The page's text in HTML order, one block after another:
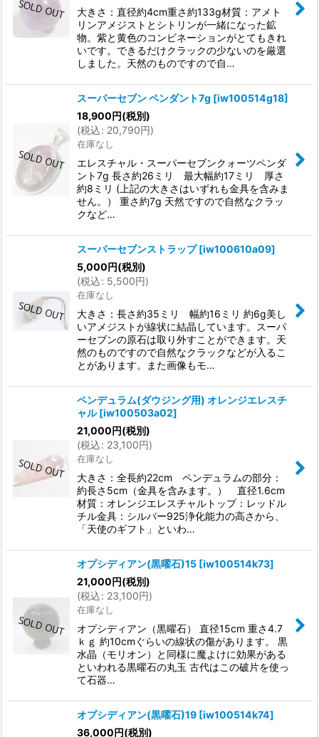
大きさ：直径約4cm重さ約133g材質：アメト
リンアメジストとシトリンが一緒になった鉱
物。紫と黄色のコンビネーションがとてもきれ
いです。できるだけクラックの少ないのを厳選
しました。天然のものですので自…
スーパーセブン ペンダント7g [iw100514g18]
18,900円(税別)
(税込: 20,790円)
在庫なし
エレスチャル・スーパーセブンクォーツペンダ
ント7g 長さ約26ミリ 最大幅約17ミリ 厚さ
約8ミリ (上記の大きさはいずれも金具を含みま
せん。） 重さ約7g 天然ですので自然なクラッ
クなど…
スーパーセブンストラップ [iw100610a09]
5,000円(税別)
(税込: 5,500円)
在庫なし
大きさ：長さ約35ミリ 幅約16ミリ 約6g美し
いアメジストが線状に結晶しています。スーパ
ーセブンの原石は取り外すことができます。天
然のものですので自然なクラックなどが入るこ
とがあります。また画像もモ…
ペンデュラム(ダウジング用) オレンジエレスチ
ャル [iw100503a02]
21,000円(税別)
(税込: 23,100円)
在庫なし
大きさ：全長約22cm ペンデュラムの部分：
約長さ5cm（金具を含みます。） 直径1.6cm
材質：オレンジエレスチャルトップ：レッドル
チル金具：シルバー925浄化能力の高さから、
「天使のギフト」といわ…
オプシディアン(黒曜石)15 [iw100514k73]
21,000円(税別)
(税込: 23,100円)
在庫なし
オプシディアン（黒曜石） 直径15cm 重さ4.7
ｋｇ 約10cmぐらいの線状の傷があります。 黒
水晶（モリオン）と同様に魔よけに効果がある
といわれる黒曜石の丸玉 古代はこの破片を使っ
て石器…
オプシディアン(黒曜石)19 [iw100514k74]
36,000円(税別)